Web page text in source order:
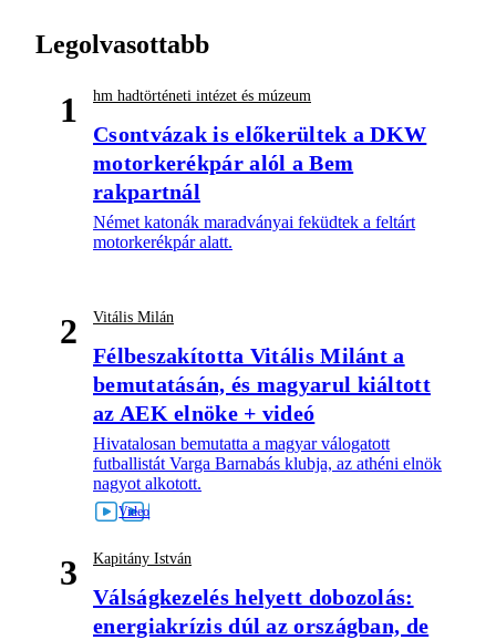
Legolvasottabb
1 hm hadtörténeti intézet és múzeum
Csontvázak is előkerültek a DKW
motorkerékpár alól a Bem
rakpartnál
Német katonák maradványai feküdtek a feltárt
motorkerékpár alatt.
2 Vitális Milán
Félbeszakította Vitális Milánt a
bemutatásán, és magyarul kiáltott
az AEK elnöke + videó
Hivatalosan bemutatta a magyar válogatott
futballistát Varga Barnabás klubja, az athéni elnök
nagyot alkotott.
3 Kapitány István
Válságkezelés helyett dobozolás:
energiakrízis dúl az országban, de